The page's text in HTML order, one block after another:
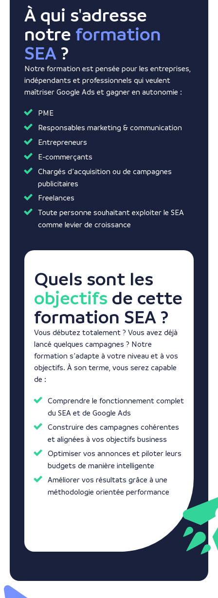
À qui s'adresse
notre formation
SEA ?
Notre formation est pensée pour les entreprises,
indépendants et professionnels qui veulent
maîtriser Google Ads et gagner en autonomie :
PME
Responsables marketing & communication
Entrepreneurs
E-commerçants
Chargés d’acquisition ou de campagnes
publicitaires
Freelances
Toute personne souhaitant exploiter le SEA
comme levier de croissance
Quels sont les
objectifs de cette
formation SEA ?
Vous débutez totalement ? Vous avez déjà
lancé quelques campagnes ? Notre
formation s’adapte à votre niveau et à vos
objectifs. À son terme, vous serez capable
de :
Comprendre le fonctionnement complet
du SEA et de Google Ads
Construire des campagnes cohérentes
et alignées à vos objectifs business
Optimiser vos annonces et piloter leurs
budgets de manière intelligente
Améliorer vos résultats grâce à une
méthodologie orientée performance